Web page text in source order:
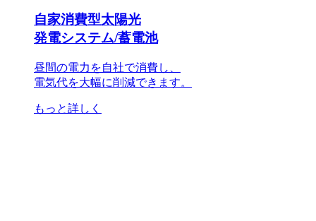
自家消費型太陽光
発電システム/蓄電池
昼間の電力を自社で消費し、
電気代を大幅に削減できます。
もっと詳しく